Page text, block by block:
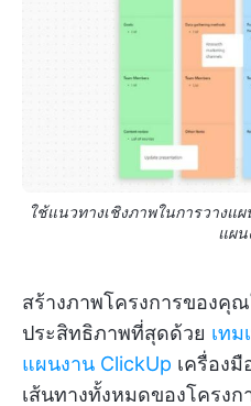
ใช้แนวทางเชิงภาพในการวางแ
แผน
สร้างภาพโครงการของคุ
ประสิทธิภาพที่สุดด้วย เท
แผนงาน ClickUp เครื่อง
เส้นทางทั้งหมดของโครง